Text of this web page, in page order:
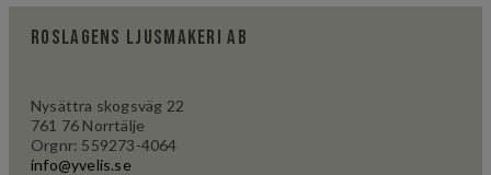
Roslagens ljusmakeri AB
Nysättra skogsväg 22
761 76 Norrtälje
Orgnr: 559273-4064
info@yvelis.se